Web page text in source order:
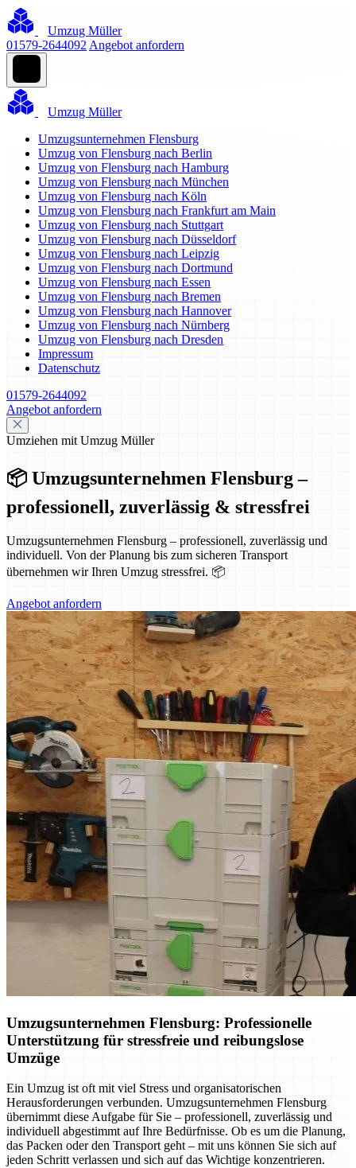
Umzug Müller
01579-2644092 Angebot anfordern
Umzug Müller
Umzugsunternehmen Flensburg
Umzug von Flensburg nach Berlin
Umzug von Flensburg nach Hamburg
Umzug von Flensburg nach München
Umzug von Flensburg nach Köln
Umzug von Flensburg nach Frankfurt am Main
Umzug von Flensburg nach Stuttgart
Umzug von Flensburg nach Düsseldorf
Umzug von Flensburg nach Leipzig
Umzug von Flensburg nach Dortmund
Umzug von Flensburg nach Essen
Umzug von Flensburg nach Bremen
Umzug von Flensburg nach Hannover
Umzug von Flensburg nach Nürnberg
Umzug von Flensburg nach Dresden
Impressum
Datenschutz
01579-2644092
Angebot anfordern
Umziehen mit Umzug Müller
📦 Umzugsunternehmen Flensburg –
professionell, zuverlässig & stressfrei
Umzugsunternehmen Flensburg – professionell, zuverlässig und
individuell. Von der Planung bis zum sicheren Transport
übernehmen wir Ihren Umzug stressfrei. 📦
Angebot anfordern
Umzugsunternehmen Flensburg: Professionelle
Unterstützung für stressfreie und reibungslose
Umzüge
Ein Umzug ist oft mit viel Stress und organisatorischen
Herausforderungen verbunden. Umzugsunternehmen Flensburg
übernimmt diese Aufgabe für Sie – professionell, zuverlässig und
individuell abgestimmt auf Ihre Bedürfnisse. Ob es um die Planung,
das Packen oder den Transport geht – mit uns können Sie sich auf
jeden Schritt verlassen und sich auf das Wichtige konzentrieren.